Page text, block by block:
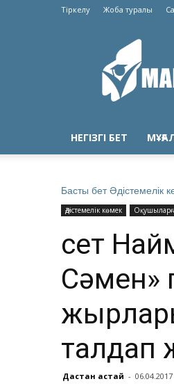
Тіркелу Жоба туралы
Martebe.kz
білім
сайты
НЕГІЗГІ БЕТ
Басты бет Әдістемелік
Әдістемелік көмек
Әсет
Сәмен»
талдап
Дастан Қастай - 06.04.2017